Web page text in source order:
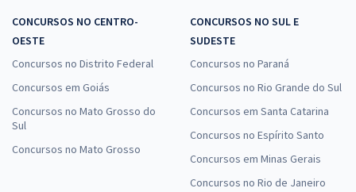
CONCURSOS NO CENTRO-
OESTE
Concursos no Distrito Federal
Concursos em Goiás
Concursos no Mato Grosso do
Sul
Concursos no Mato Grosso
CONCURSOS NO SUL E
SUDESTE
Concursos no Paraná
Concursos no Rio Grande do Sul
Concursos em Santa Catarina
Concursos no Espírito Santo
Concursos em Minas Gerais
Concursos no Rio de Janeiro